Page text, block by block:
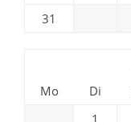
31
Mo
Di